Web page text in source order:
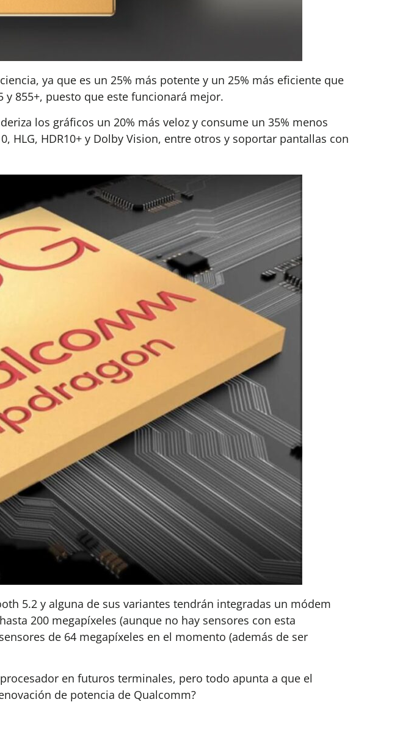
ya que es un 25% más potente y un 25% más eficiente que
y 855+, puesto que este funcionará mejor.
los gráficos un 20% más veloz y consume un 35% menos
HLG, HDR10+ y Dolby Vision, entre otros y soportar pantallas con
5.2 y alguna de sus variantes tendrán integradas un módem
200 megapíxeles (aunque no hay sensores con esta
de 64 megapíxeles en el momento (además de ser
en futuros terminales, pero todo apunta a que el
de potencia de Qualcomm?